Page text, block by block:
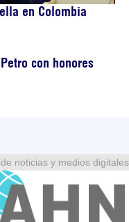
en Colombia
con honores
noticias y medios digitales